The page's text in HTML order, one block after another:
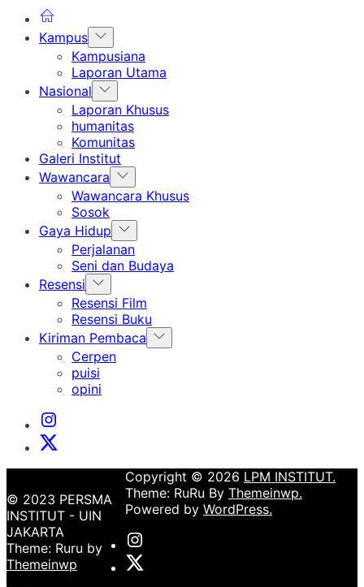
Kampus Show
sub
menu
Kampusiana
Laporan Utama
Nasional Show
sub
menu
Laporan Khusus
humanitas
Komunitas
Galeri Institut
Wawancara Show
sub
Wawancara Khusus
Sosok
Gaya Hidup Show
sub
menu
Perjalanan
Seni dan Budaya
Resensi Show
sub
menu
Resensi Film
Resensi Buku
Kiriman Pembaca Show
sub
Cerpen
puisi
opini
Instagram
Institut
X
Institut
© 2023 PERSMA
INSTITUT - UIN
JAKARTA
Theme: Ruru by
Themeinwp
Copyright © 2026 LPM INSTITUT.
Theme: RuRu By Themeinwp.
Powered by WordPress.
Instagram
Institut
X
Institut